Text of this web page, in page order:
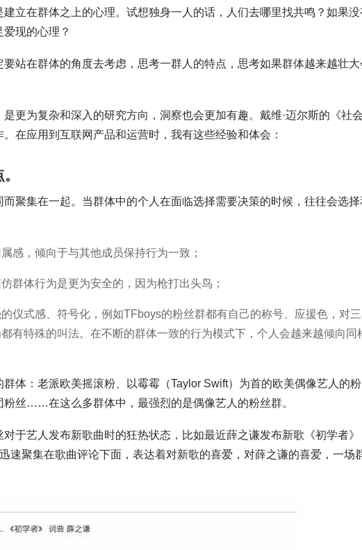
立在群体之上的心理。试想独身一人的话，人们去哪里找共鸣？如果没
现的心理？
站在群体的角度去考虑，思考一群人的特点，思考如果群体越来越壮大
更为复杂和深入的研究方向，洞察也会更加有趣。戴维·迈尔斯的《社会
在应用到互联网产品和运营时，我有这些经验和体会：
聚集在一起。当群体中的个人在面临选择需要决策的时候，往往会选择
感，倾向于与其他成员保持行为一致；
群体行为是更为安全的，因为枪打出头鸟；
仪式感、符号化，例如TFboys的粉丝群都有自己的称号、应援色，对
有特殊的叫法。在不断的群体一致的行为模式下，个人会越来越倾向同
体：老派欧美摇滚粉、以霉霉（Taylor Swift）为首的欧美偶像艺人的粉
丝……在这么多群体中，最强烈的是偶像艺人的粉丝群。
于艺人发布新歌曲时的狂热状态，比如最近薛之谦发布新歌《初学者》
速聚集在歌曲评论下面，表达着对新歌的喜爱，对薛之谦的喜爱，一场